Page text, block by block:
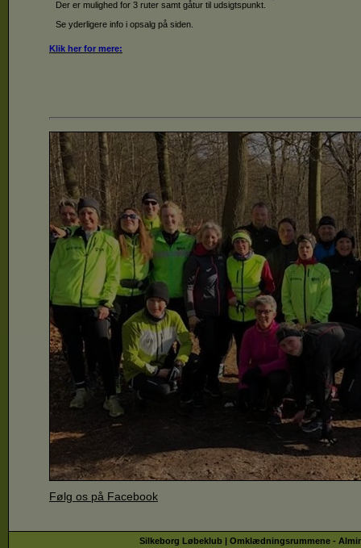
Der er mulighed for 3 ruter samt gåtur til udsigtspunkt.
Se yderligere info i opsalg på siden.
Klik her for mere:
Følg os på Facebook
Silkeborg Løbeklub | Omklædningsrummene -